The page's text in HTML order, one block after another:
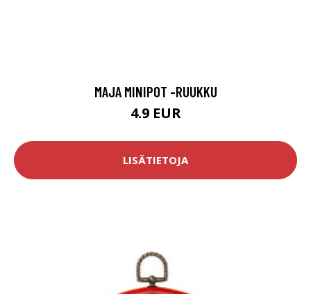
MAJA MINIPOT -RUUKKU
4.9 EUR
LISÄTIETOJA